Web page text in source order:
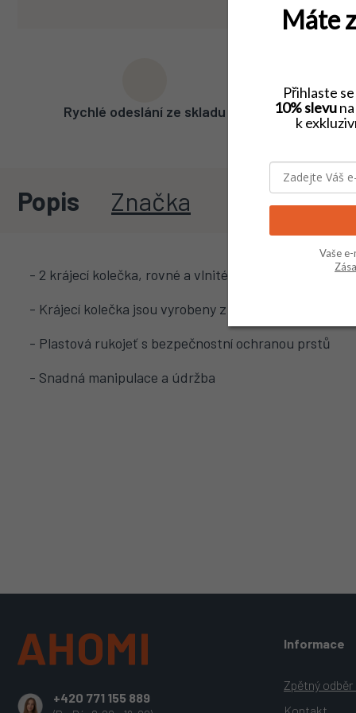
Rychlé odeslání ze skladu
Popis Značka
- 2 krájecí kolečka, rovné a vlnité
- Krájecí kolečka jsou vyrobeny z kvalitní nerezavějící
- Plastová rukojeť s bezpečnostní ochranou prstů
- Snadná manipulace a údržba
+420 771 155 889
Informace
Zpětný
Máte
Přihlaste
10% slevuna
k
Vaše